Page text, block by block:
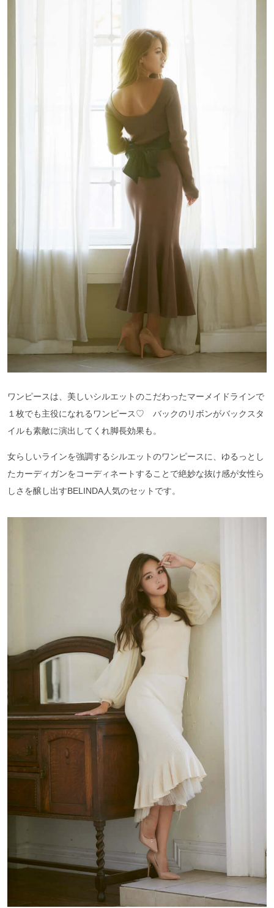
ワンピースは、美しいシルエットのこだわったマーメイドラインで
１枚でも主役になれるワンピース♡ バックのリボンがバックスタ
イルも素敵に演出してくれ脚長効果も。
女らしいラインを強調するシルエットのワンピースに、ゆるっとし
たカーディガンをコーディネートすることで絶妙な抜け感が女性ら
しさを醸し出すBELINDA人気のセットです。